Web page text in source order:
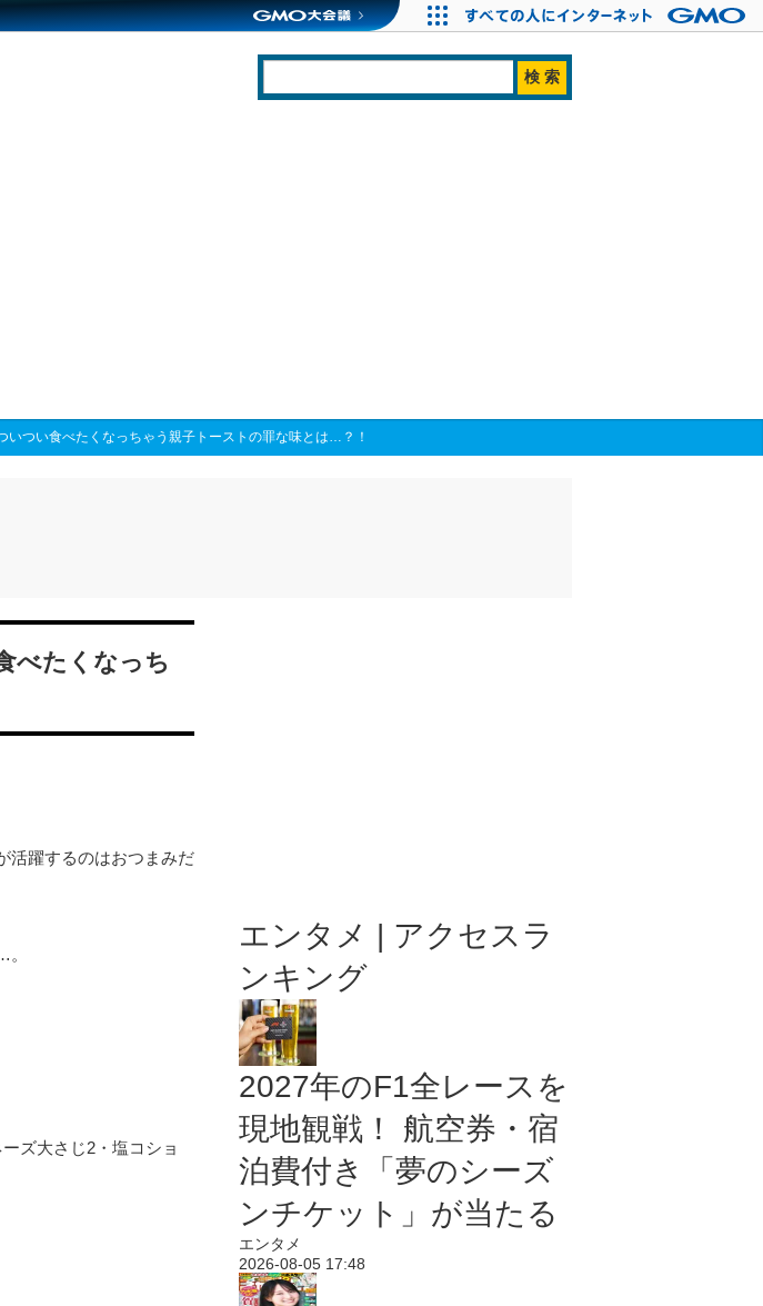
いつい食べたくなっちゃう親子トーストの罪な味とは…？！
べたくなっち
活躍するのはおつまみだ
ズ大さじ2・塩コショ
エンタメ | アクセスラ
ンキング
2027年のF1全レースを
現地観戦！ 航空券・宿
泊費付き「夢のシーズ
ンチケット」が当たる
エンタメ
2026-08-05 17:48